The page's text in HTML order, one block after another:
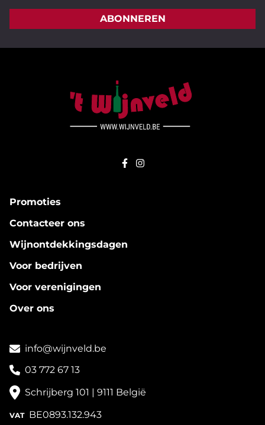
ABONNEREN
Promoties
Contacteer ons
Wijnontdekkingsdagen
Voor bedrijven
Voor verenigingen
Over ons
info@wijnveld.be
03 772 67 13
Schrijberg 101 | 9111 België
VAT BE0893.132.943